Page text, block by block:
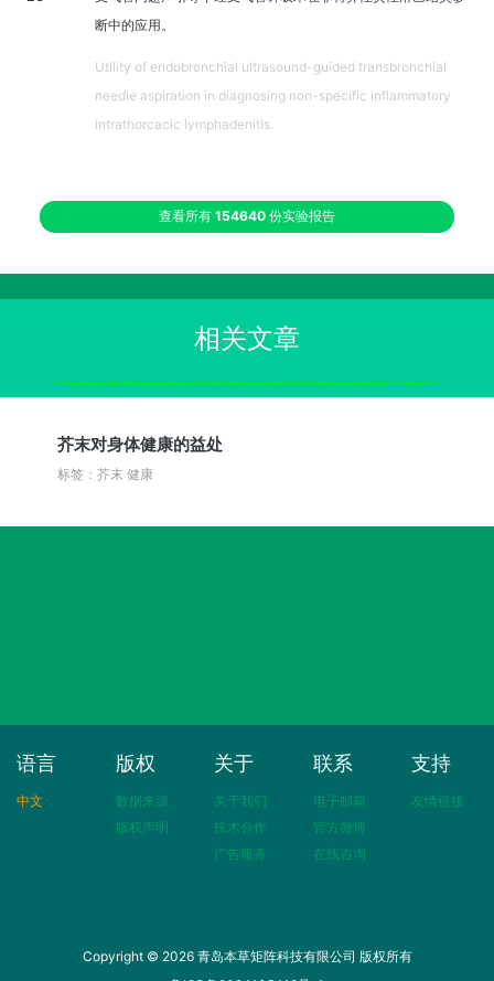
断中的应用。
Utility of endobronchial ultrasound-guided transbronchial
needle aspiration in diagnosing non-specific inflammatory
intrathorcacic lymphadenitis.
查看所有 154640 份实验报告
相关文章
芥末对身体健康的益处
标签：芥末 健康
语言
中文
版权
数据来源
版权声明
关于
关于我们
技术合作
广告服务
联系
电子邮箱
官方微博
在线咨询
支持
友情链接
Copyright © 2026 青岛本草矩阵科技有限公司 版权所有